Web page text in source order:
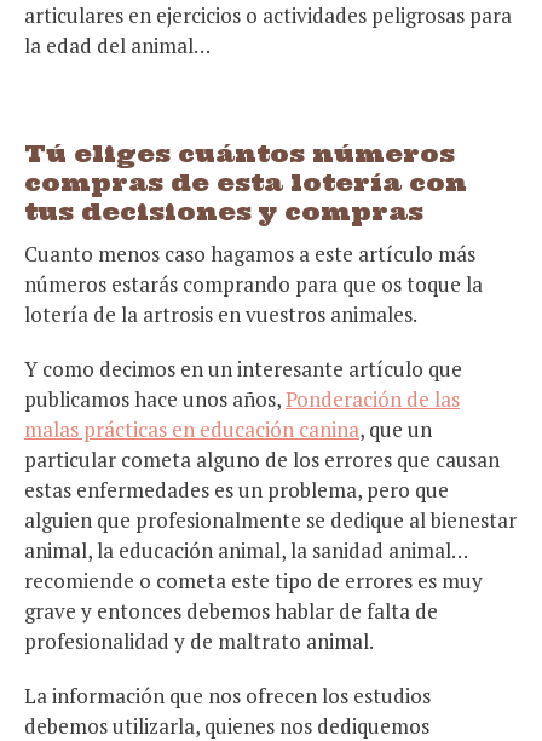
articulares en ejercicios o actividades peligrosas para
la edad del animal…
Tú eliges cuántos números
compras de esta lotería con
tus decisiones y compras
Cuanto menos caso hagamos a este artículo más
números estarás comprando para que os toque la
lotería de la artrosis en vuestros animales.
Y como decimos en un interesante artículo que
publicamos hace unos años,Ponderación de las
malas prácticas en educación canina, que un
particular cometa alguno de los errores que causan
estas enfermedades es un problema, pero que
alguien que profesionalmente se dedique al bienestar
animal, la educación animal, la sanidad animal…
recomiende o cometa este tipo de errores es muy
grave y entonces debemos hablar de falta de
profesionalidad y de maltrato animal.
La información que nos ofrecen los estudios
debemos utilizarla, quienes nos dediquemos